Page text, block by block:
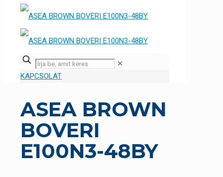
✕
KAPCSOLAT
ASEA BROWN
BOVERI
E100N3-48BY